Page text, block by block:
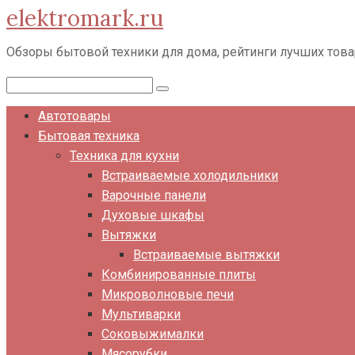
Перейти
к
контенту
elektromark.ru
Обзоры бытовой техники для дома, рейтинги лучших
Автотовары
Бытовая техника
Техника для кухни
Встраиваемые холодильники
Варочные панели
Духовые шкафы
Вытяжки
Встраиваемые вытяжки
Комбинированные плиты
Микроволновые печи
Мультиварки
Соковыжималки